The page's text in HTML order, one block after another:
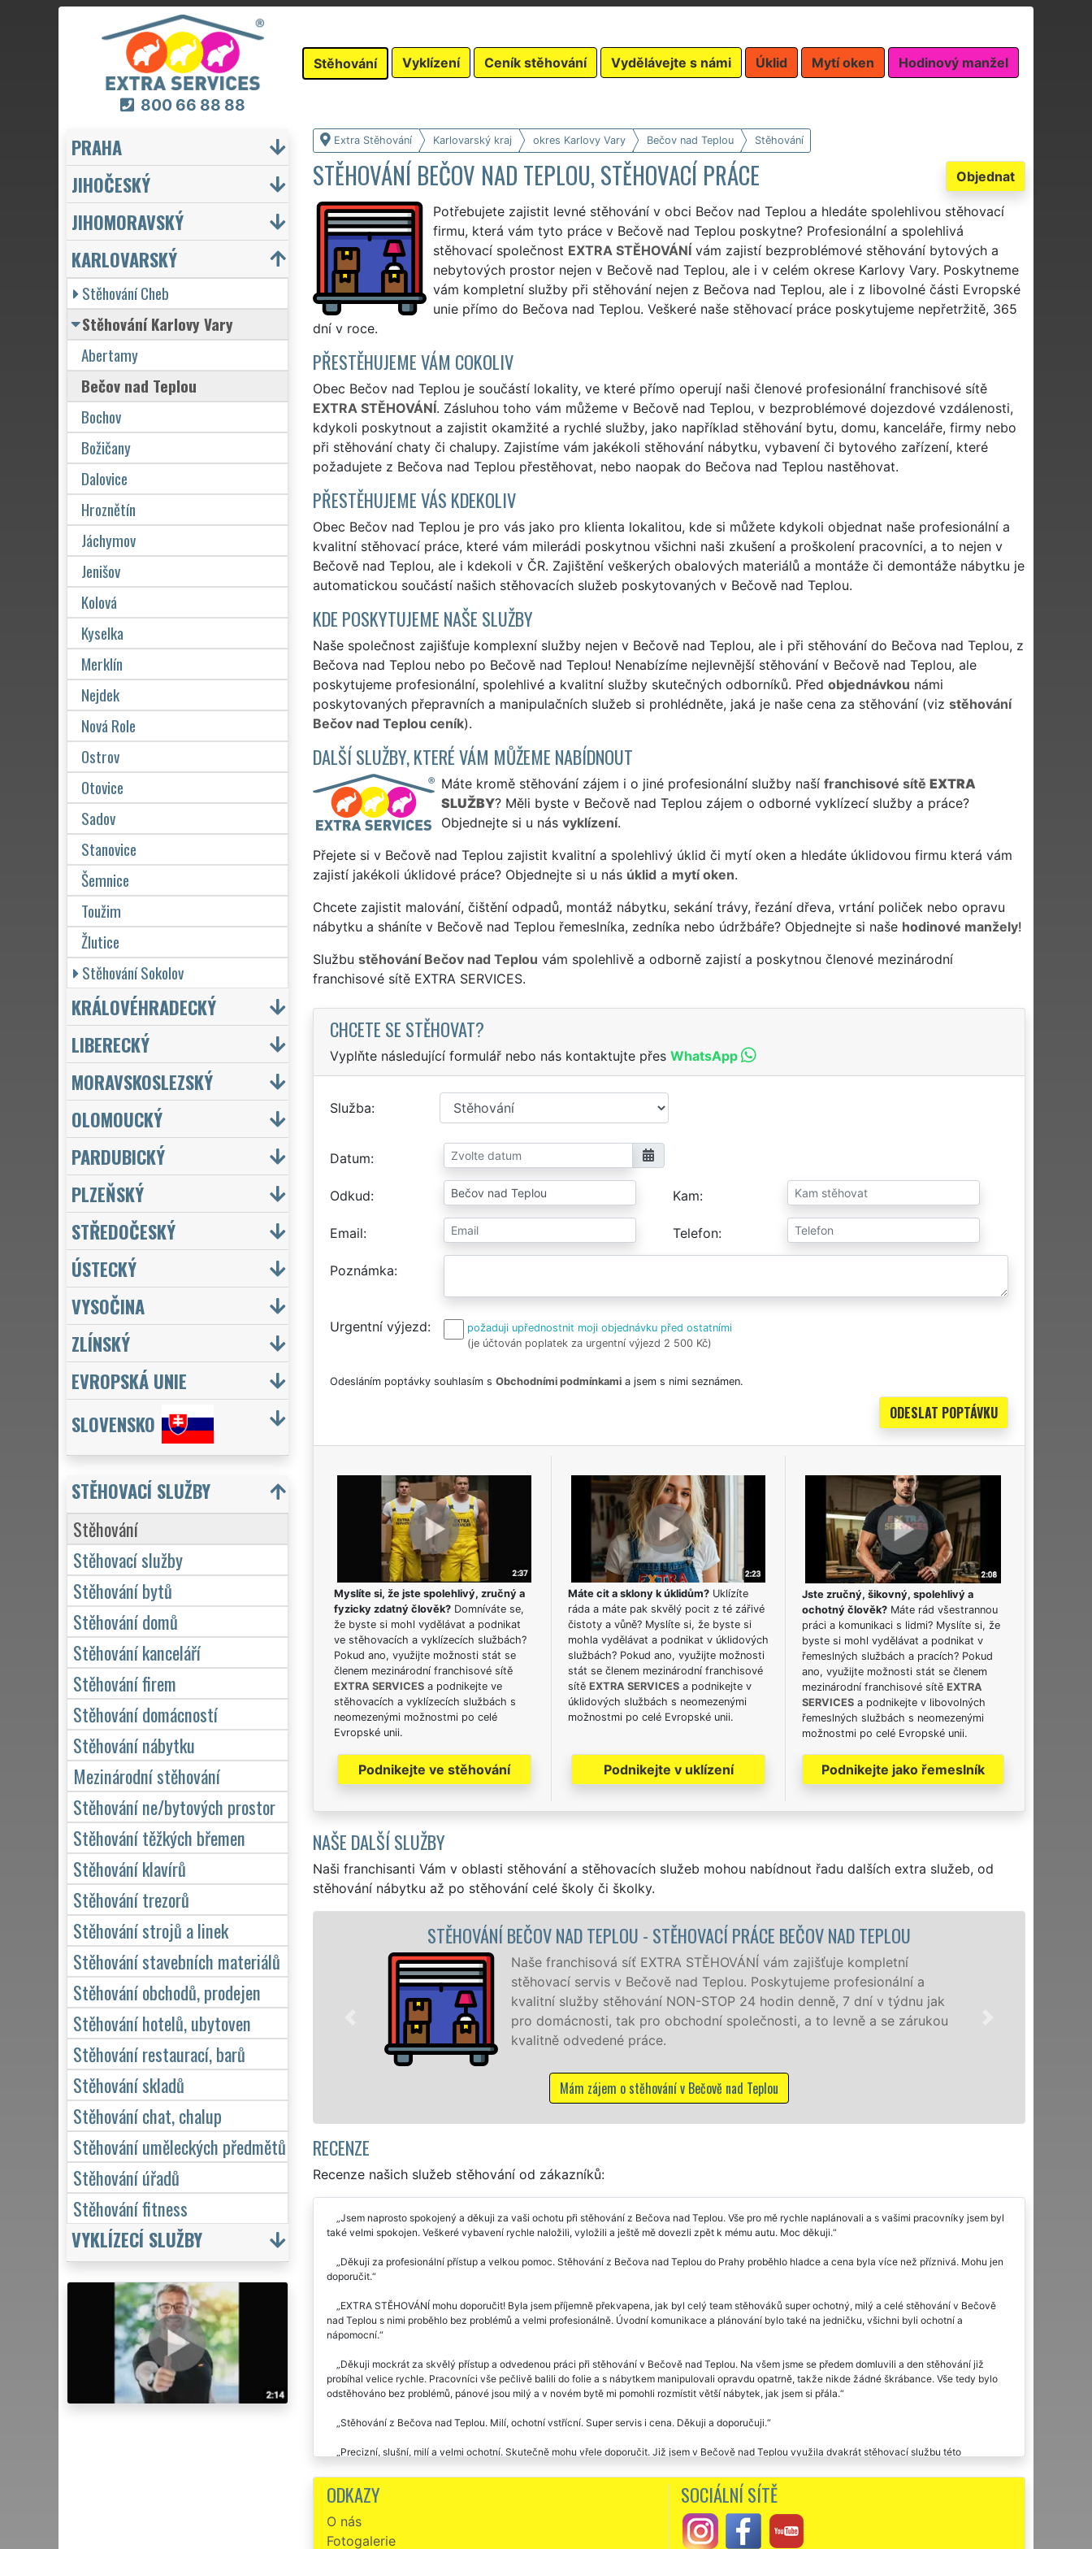
800 66 88 88
Stěhování Vyklízení Ceník stěhování Vydělávejte s námi Úklid Mytí oken Hodinový manžel
Extra Stěhování Karlovarský kraj okres Karlovy Vary Bečov nad Teplou Stěhování
Objednat
STĚHOVÁNÍ BEČOV NAD TEPLOU, STĚHOVACÍ PRÁCE
Potřebujete zajistit levné stěhování v obci Bečov nad Teplou a hledáte spolehlivou stěhovací
firmu, která vám tyto práce v Bečově nad Teplou poskytne? Profesionální a spolehlivá
stěhovací společnost EXTRA STĚHOVÁNÍvám zajistí bezproblémové stěhování bytových a
nebytových prostor nejen v Bečově nad Teplou, ale i v celém okrese Karlovy Vary. Poskytneme
vám kompletní služby při stěhování nejen z Bečova nad Teplou, ale i z libovolné části Evropské
unie přímo do Bečova nad Teplou. Veškeré naše stěhovací práce poskytujeme nepřetržitě, 365
dní v roce.
PŘESTĚHUJEME VÁM COKOLIV
Obec Bečov nad Teplou je součástí lokality, ve které přímo operují naši členové profesionální franchisové sítě
EXTRA STĚHOVÁNÍ. Zásluhou toho vám můžeme v Bečově nad Teplou, v bezproblémové dojezdové vzdálenosti,
kdykoli poskytnout a zajistit okamžité a rychlé služby, jako například stěhování bytu, domu, kanceláře, firmy nebo
při stěhování chaty či chalupy. Zajistíme vám jakékoli stěhování nábytku, vybavení či bytového zařízení, které
požadujete z Bečova nad Teplou přestěhovat, nebo naopak do Bečova nad Teplou nastěhovat.
PŘESTĚHUJEME VÁS KDEKOLIV
Obec Bečov nad Teplou je pro vás jako pro klienta lokalitou, kde si můžete kdykoli objednat naše profesionální a
kvalitní stěhovací práce, které vám milerádi poskytnou všichni naši zkušení a proškolení pracovníci, a to nejen v
Bečově nad Teplou, ale i kdekoli v ČR. Zajištění veškerých obalových materiálů a montáže či demontáže nábytku je
automatickou součástí našich stěhovacích služeb poskytovaných v Bečově nad Teplou.
KDE POSKYTUJEME NAŠE SLUŽBY
Naše společnost zajišťuje komplexní služby nejen v Bečově nad Teplou, ale i při stěhování do Bečova nad Teplou, z
Bečova nad Teplou nebo po Bečově nad Teplou! Nenabízíme nejlevnější stěhování v Bečově nad Teplou, ale
poskytujeme profesionální, spolehlivé a kvalitní služby skutečných odborníků. Před objednávkou námi
poskytovaných přepravních a manipulačních služeb si prohlédněte, jaká je naše cena za stěhování (viz stěhování
Bečov nad Teplou ceník).
DALŠÍ SLUŽBY, KTERÉ VÁM MŮŽEME NABÍDNOUT
Máte kromě stěhování zájem i o jiné profesionální služby naší franchisové sítě EXTRA
SLUŽBY? Měli byste v Bečově nad Teplou zájem o odborné vyklízecí služby a práce?
Objednejte si u nás vyklízení.
Přejete si v Bečově nad Teplou zajistit kvalitní a spolehlivý úklid či mytí oken a hledáte úklidovou firmu která vám
zajistí jakékoli úklidové práce? Objednejte si u nás úklid a mytí oken.
Chcete zajistit malování, čištění odpadů, montáž nábytku, sekání trávy, řezání dřeva, vrtání poliček nebo opravu
nábytku a sháníte v Bečově nad Teplou řemeslníka, zedníka nebo údržbáře? Objednejte si naše hodinové manžely!
Službu stěhování Bečov nad Teplou vám spolehlivě a odborně zajistí a poskytnou členové mezinárodní
franchisové sítě EXTRA SERVICES.
CHCETE SE STĚHOVAT?
Vyplňte následující formulář nebo nás kontaktujte přes WhatsApp
Služba
Datum
Odkud Kam
Email Telefon
Poznámka
Urgentní výjezd
požaduji upřednostnit moji objednávku před ostatními
(je účtován poplatek za urgentní výjezd 2 500 Kč)
Odesláním poptávky souhlasím s Obchodními podmínkamia jsem s nimi seznámen.
Myslíte si, že jste spolehlivý, zručný a
fyzicky zdatný člověk?Domníváte se,
že byste si mohl vydělávat a podnikat
ve stěhovacích a vyklízecích službách?
Pokud ano, využijte možnosti stát se
členem mezinárodní franchisové sítě
EXTRA SERVICESa podnikejte ve
stěhovacích a vyklízecích službách s
neomezenými možnostmi po celé
Evropské unii.
Podnikejte ve stěhování
Máte cit a sklony k úklidům?Uklízíte
ráda a máte pak skvělý pocit z té zářivé
čistoty a vůně? Myslíte si, že byste si
mohla vydělávat a podnikat v úklidových
službách? Pokud ano, využijte možnosti
stát se členem mezinárodní franchisové
sítě EXTRA SERVICESa podnikejte v
úklidových službách s neomezenými
možnostmi po celé Evropské unii.
Podnikejte v uklízení
Jste zručný, šikovný, spolehlivý a
ochotný člověk? Máte rád všestrannou
práci a komunikaci s lidmi? Myslíte si, že
byste si mohl vydělávat a podnikat v
řemeslných službách a pracích? Pokud
ano, využijte možnosti stát se členem
mezinárodní franchisové sítě EXTRA
SERVICES a podnikejte v libovolných
řemeslných službách s neomezenými
možnostmi po celé Evropské unii.
Podnikejte jako řemeslník
NAŠE DALŠÍ SLUŽBY
Naši franchisanti Vám v oblasti stěhování a stěhovacích služeb mohou nabídnout řadu dalších extra služeb, od
stěhování nábytku až po stěhování celé školy či školky.
STĚHOVÁNÍ BEČOV NAD TEPLOU - STĚHOVACÍ PRÁCE BEČOV NAD TEPLOU
Naše franchisová síť EXTRA STĚHOVÁNÍ vám zajišťuje kompletní
stěhovací servis v Bečově nad Teplou. Poskytujeme profesionální a
kvalitní služby stěhování NON-STOP 24 hodin denně, 7 dní v týdnu jak
pro domácnosti, tak pro obchodní společnosti, a to levně a se zárukou
kvalitně odvedené práce.
STĚHOVACÍ SLUŽBA BEČOV NAD
RECENZE
Recenze našich služeb stěhování od zákazníků:
Jsem naprosto spokojený a děkuji za vaši ochotu při stěhování z Bečova nad Teplou. Vše pro mě rychle naplánovali a s vašimi pracovníky jsem byl
také velmi spokojen. Veškeré vybavení rychle naložili, vyložili a ještě mě dovezli zpět k mému autu. Moc děkuji.
Děkuji za profesionální přístup a velkou pomoc. Stěhování z Bečova nad Teplou do Prahy proběhlo hladce a cena byla více než příznivá. Mohu jen
doporučit.
EXTRA STĚHOVÁNÍ mohu doporučit! Byla jsem příjemně překvapena, jak byl celý team stěhováků super ochotný, milý a celé stěhování v Bečově
nad Teplou s nimi proběhlo bez problémů a velmi profesionálně. Úvodní komunikace a plánování bylo také na jedničku, všichni byli ochotní a
nápomocní.
Děkuji mockrát za skvělý přístup a odvedenou práci při stěhování v Bečově nad Teplou. Na všem jsme se předem domluvili a den stěhování již
probíhal velice rychle. Pracovníci vše pečlivě balili do folie a s nábytkem manipulovali opravdu opatrně, takže nikde žádné škrábance. Vše tedy bylo
odstěhováno bez problémů, pánové jsou milý a v novém bytě mi pomohli rozmístit větší nábytek, jak jsem si přála.
Stěhování z Bečova nad Teplou. Milí, ochotní vstřícní. Super servis i cena. Děkuji a doporučuji.
Precizní, slušní, milí a velmi ochotní. Skutečně mohu vřele doporučit. Již jsem v Bečově nad Teplou využila dvakrát stěhovací službu této
Stěhování Bečov nad Teplou -Prešov. Velká spokojenost se stěhováním i cenou. Děkuji a doporučuji. Díky za vaši ochotu.
Třikrát po sobě jsem využil stěhovacích prací této společnosti. Skvělý přístup k práci. Velká spokojenost s celým procesem stěhováním pro mé
klienty. Určitě doporučuju.
ODKAZY
O nás
Fotogalerie
SOCIÁLNÍ SÍTĚ
PRAHA
JIHOČESKÝ
JIHOMORAVSKÝ
KARLOVARSKÝ
Stěhování Cheb
Stěhování Karlovy Vary
Abertamy
Bečov nad Teplou
Bochov
Božičany
Dalovice
Hroznětín
Jáchymov
Jenišov
Kolová
Kyselka
Merklín
Nejdek
Nová Role
Ostrov
Otovice
Sadov
Stanovice
Šemnice
Toužim
Žlutice
Stěhování Sokolov
KRÁLOVÉHRADECKÝ
LIBERECKÝ
MORAVSKOSLEZSKÝ
OLOMOUCKÝ
PARDUBICKÝ
PLZEŇSKÝ
STŘEDOČESKÝ
ÚSTECKÝ
VYSOČINA
ZLÍNSKÝ
EVROPSKÁ UNIE
SLOVENSKO
STĚHOVACÍ SLUŽBY
Stěhování
Stěhovací služby
Stěhování bytů
Stěhování domů
Stěhování kanceláří
Stěhování firem
Stěhování domácností
Stěhování nábytku
Mezinárodní stěhování
Stěhování ne/bytových prostor
Stěhování těžkých břemen
Stěhování klavírů
Stěhování trezorů
Stěhování strojů a linek
Stěhování stavebních materiálů
Stěhování obchodů, prodejen
Stěhování hotelů, ubytoven
Stěhování restaurací, barů
Stěhování skladů
Stěhování chat, chalup
Stěhování uměleckých předmětů
Stěhování úřadů
Stěhování fitness
VYKLÍZECÍ SLUŽBY